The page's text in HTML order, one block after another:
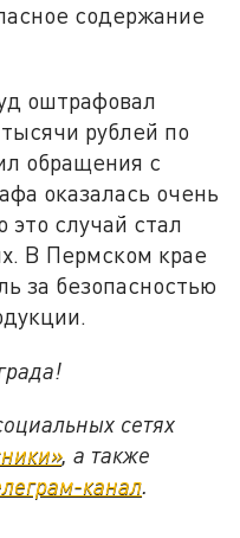
содержание
оштрафовал
рублей по
обращения с
оказалась очень
случай стал
В Пермском крае
за безопасностью
сетях
, а также
канал.